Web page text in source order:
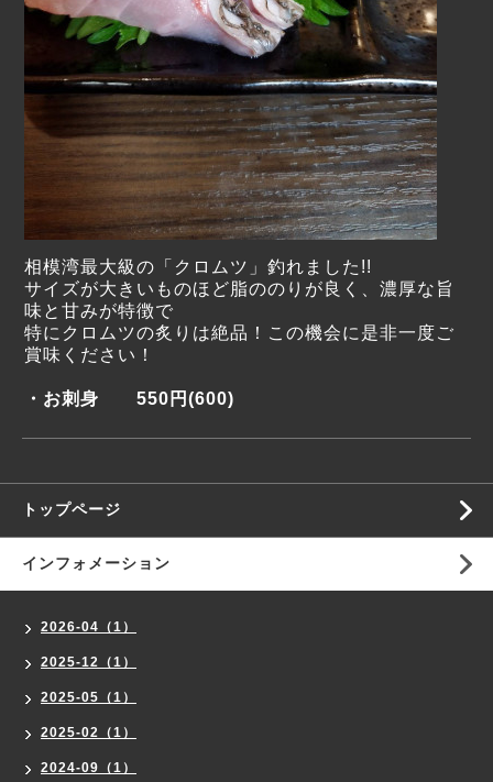
相模湾最大級の「クロムツ」釣れました!!
サイズが大きいものほど脂ののりが良く、濃厚な旨
味と甘みが特徴で
特にクロムツの炙りは絶品！この機会に是非一度ご
賞味ください！
・お刺身 550円(600)
トップページ
インフォメーション
2026-04（1）
2025-12（1）
2025-05（1）
2025-02（1）
2024-09（1）